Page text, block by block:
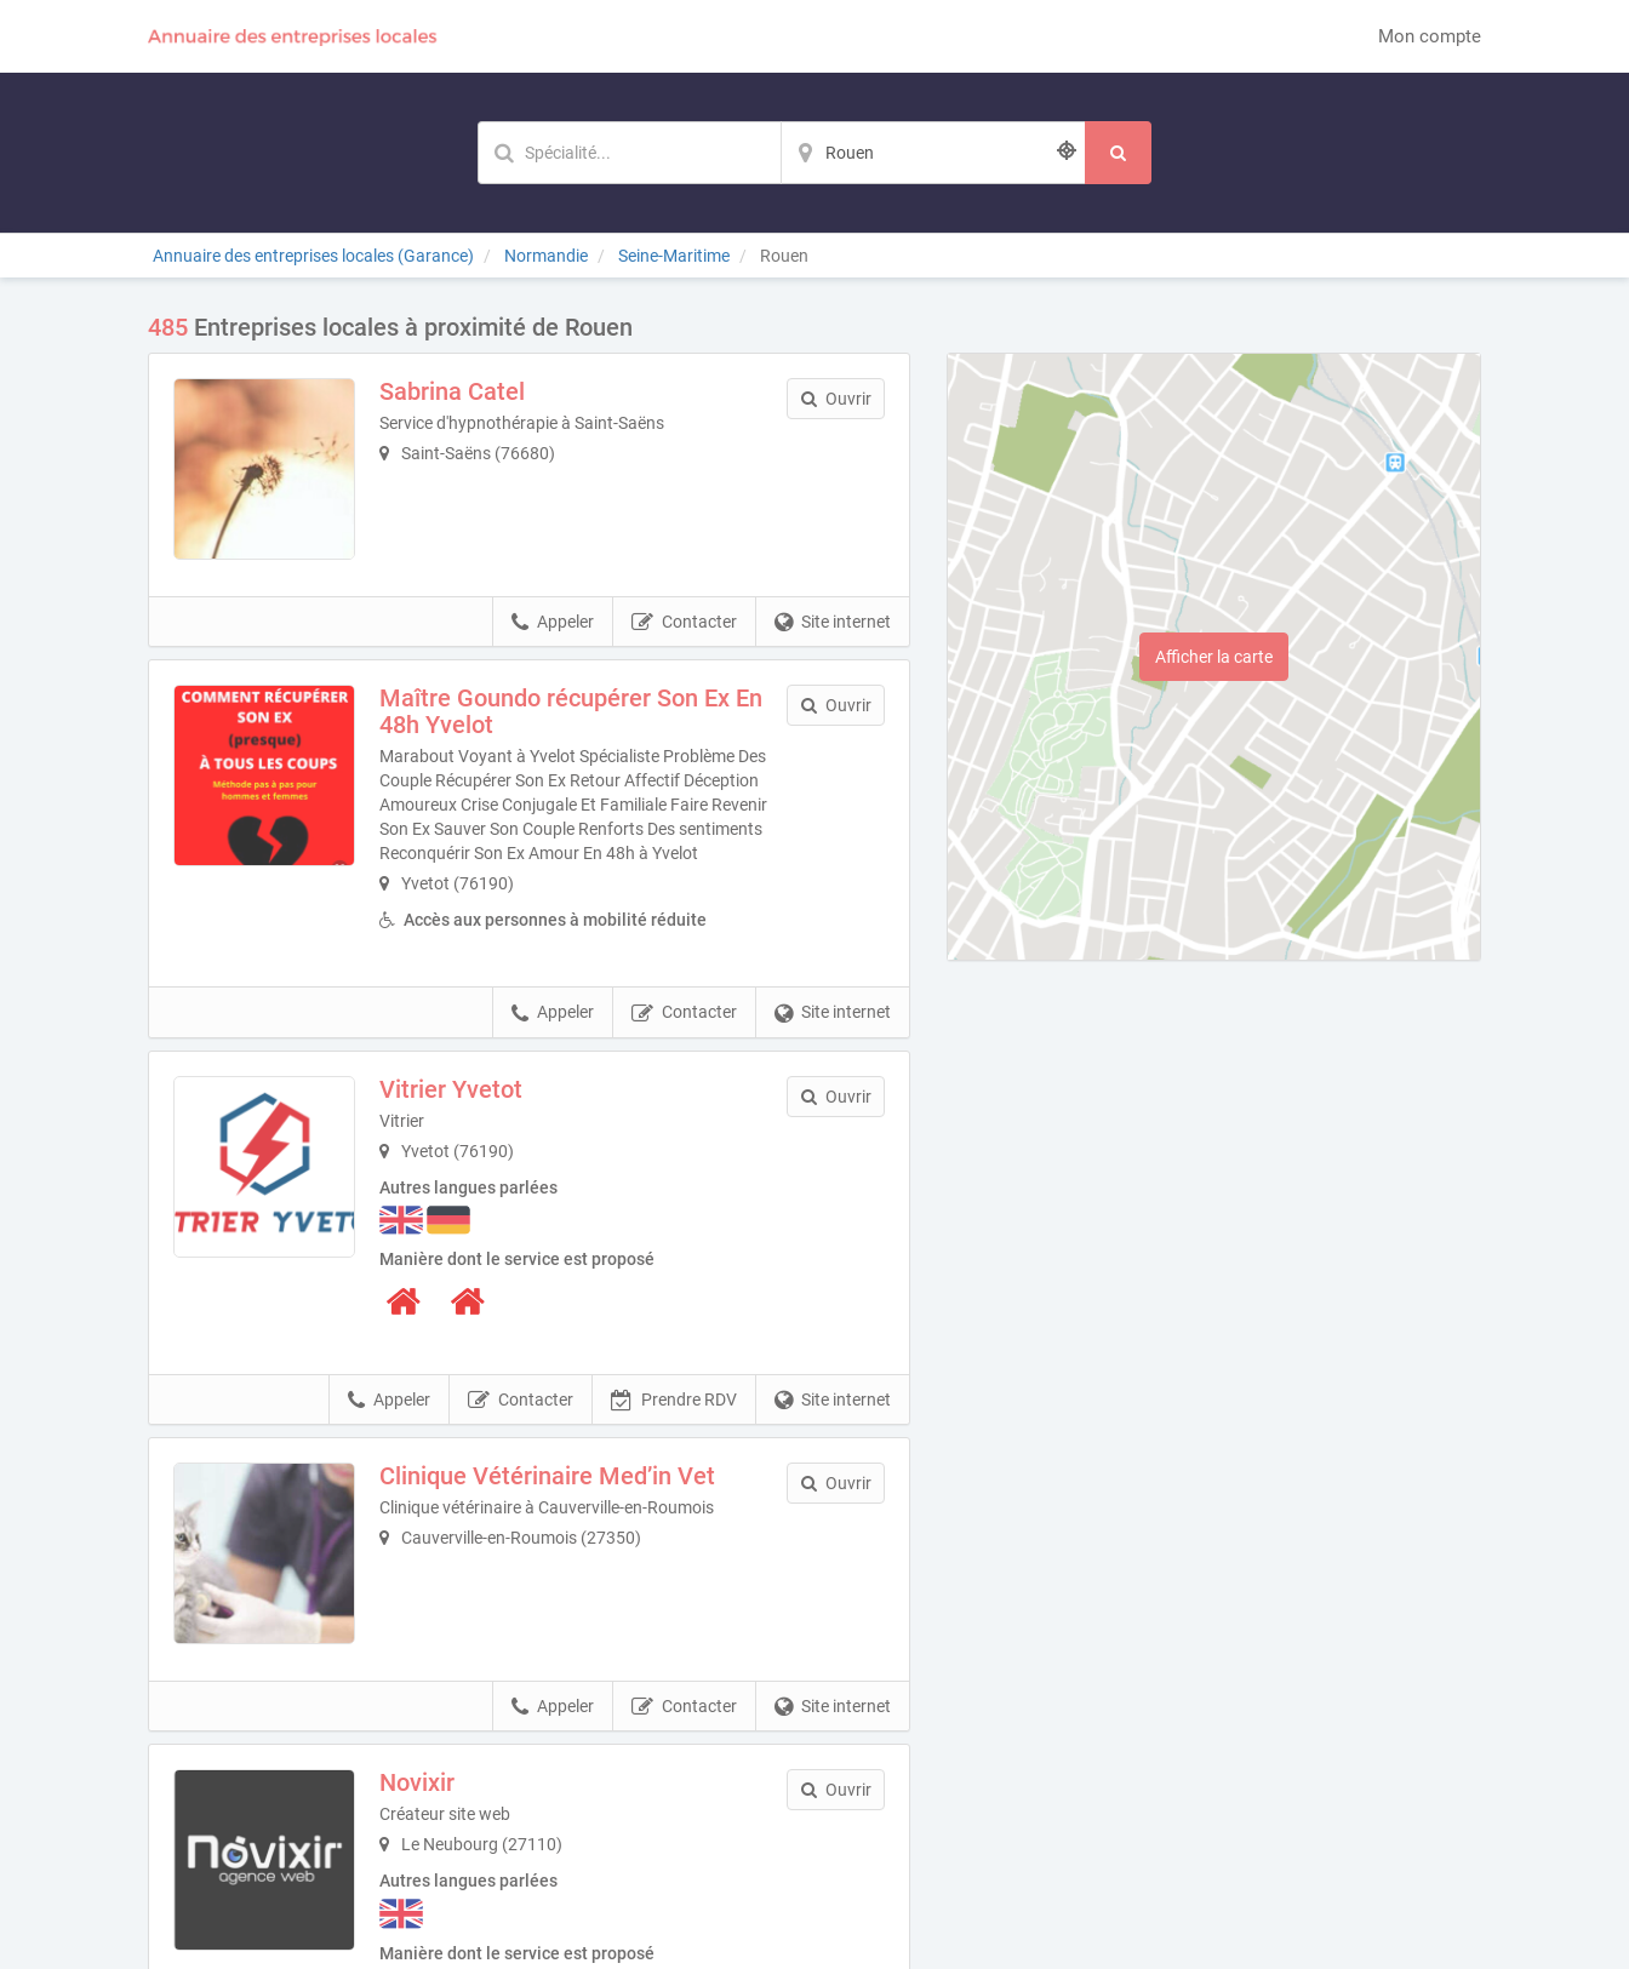
Mon compte
Annuaire des entreprises locales (Garance) Normandie Seine-Maritime Rouen
485 Entreprises locales à proximité de Rouen
Sabrina Catel
Service d'hypnothérapie à Saint-Saëns
Saint-Saëns (76680)
Ouvrir
Site internet
Contacter
Appeler
Maître Goundo récupérer Son Ex En
48h Yvelot
Marabout Voyant à Yvelot Spécialiste Problème Des
Couple Récupérer Son Ex Retour Affectif Déception
Amoureux Crise Conjugale Et Familiale Faire Revenir
Son Ex Sauver Son Couple Renforts Des sentiments
Reconquérir Son Ex Amour En 48h à Yvelot
Yvetot (76190)
Accès aux personnes à mobilité réduite
Ouvrir
Site internet
Contacter
Appeler
Vitrier Yvetot
Vitrier
Yvetot (76190)
Autres langues parlées
Manière dont le service est proposé
Ouvrir
Site internet
Prendre RDV
Contacter
Appeler
Clinique Vétérinaire Med’in Vet
Clinique vétérinaire à Cauverville-en-Roumois
Cauverville-en-Roumois (27350)
Ouvrir
Site internet
Contacter
Appeler
Novixir
Créateur site web
Le Neubourg (27110)
Autres langues parlées
Manière dont le service est proposé
Ouvrir
Afficher la carte